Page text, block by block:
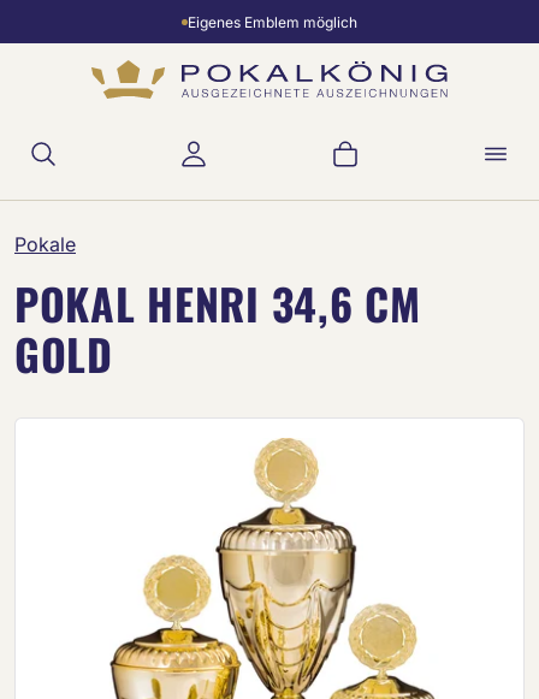
Zum Hauptinhalt springenEigenes Emblem möglich
Warenkorb
Pokale
POKAL HENRI 34,6 CM
GOLD